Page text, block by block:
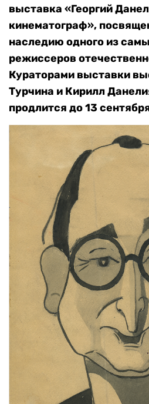
выставка «Георгий
кинематограф»,
наследию одного из
режиссеров
Кураторами выставки
Турчина и Кирилл
продлится до 13